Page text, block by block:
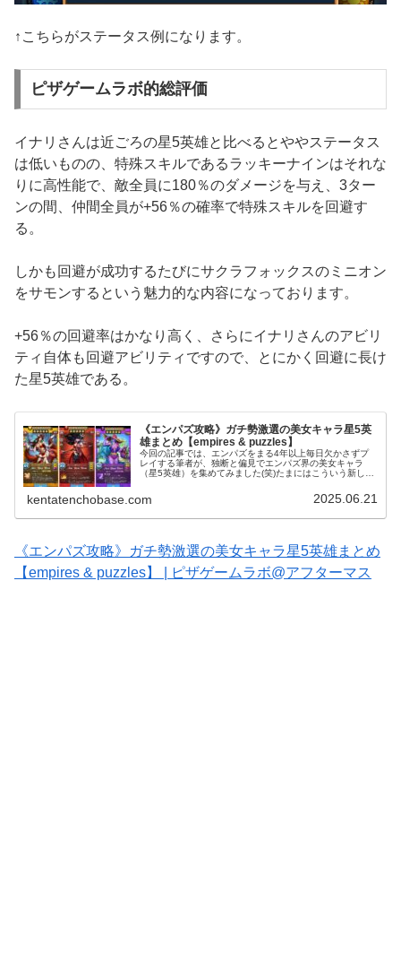
↑こちらがステータス例になります。
ピザゲームラボ的総評価
イナリさんは近ごろの星5英雄と比べるとややステータス
は低いものの、特殊スキルであるラッキーナインはそれな
りに高性能で、敵全員に180％のダメージを与え、3ター
ンの間、仲間全員が+56％の確率で特殊スキルを回避す
る。
しかも回避が成功するたびにサクラフォックスのミニオン
をサモンするという魅力的な内容になっております。
+56％の回避率はかなり高く、さらにイナリさんのアビリ
ティ自体も回避アビリティですので、とにかく回避に長け
た星5英雄である。
《エンパズ攻略》ガチ勢激選の美女キャラ星5英
雄まとめ【empires & puzzles】
今回の記事では、エンパズをまる4年以上毎日欠かさずプ
レイする筆者が、独断と偏見でエンパズ界の美女キャラ
（星5英雄）を集めてみました(笑)たまにはこういう新しい
kentatenchobase.com 2025.06.21
《エンパズ攻略》ガチ勢激選の美女キャラ星5英雄まとめ
【empires & puzzles】 | ピザゲームラボ@アフターマス